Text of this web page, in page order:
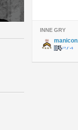
INNE GRY